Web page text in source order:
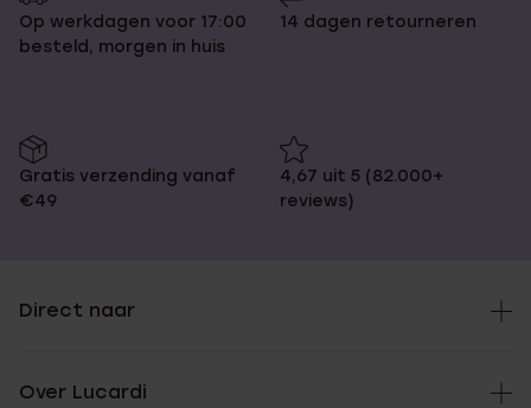
Op werkdagen voor 17:00
besteld, morgen in huis
14 dagen retourneren
Gratis verzending vanaf
€49
4,67 uit 5 (82.000+
reviews)
Direct naar
Over Lucardi